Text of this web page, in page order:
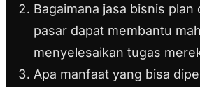
Bagaimana jasa bisnis plan
pasar dapat membantu
menyelesaikan tugas
Apa manfaat yang bisa